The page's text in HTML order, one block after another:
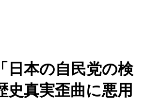
日本の自民党の検
史真実歪曲に悪用